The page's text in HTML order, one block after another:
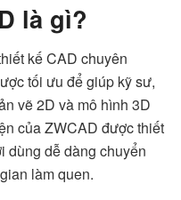
là gì?
kế CAD chuyên
tối ưu để giúp kỹ sư,
vẽ 2D và mô hình 3D
của ZWCAD được thiết
dùng dễ dàng chuyển
làm quen.